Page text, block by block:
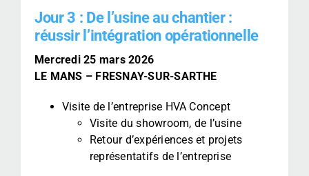
Jour 3 : De l’usine au chantier :
réussir l’intégration opérationnelle
Mercredi 25 mars 2026
LE MANS – FRESNAY-SUR-SARTHE
Visite de l’entreprise HVA Concept
Visite du showroom, de l’usine
Retour d’expériences et projets
représentatifs de l’entreprise